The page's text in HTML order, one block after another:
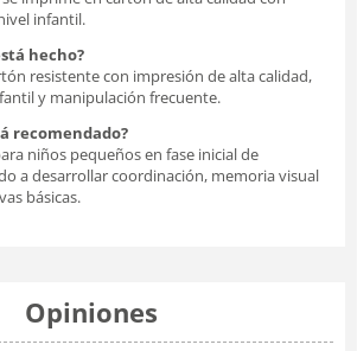
infantil.
hecho?
resistente con impresión de alta calidad,
y manipulación frecuente.
recomendado?
niños pequeños en fase inicial de
a desarrollar coordinación, memoria visual
básicas.
Opiniones